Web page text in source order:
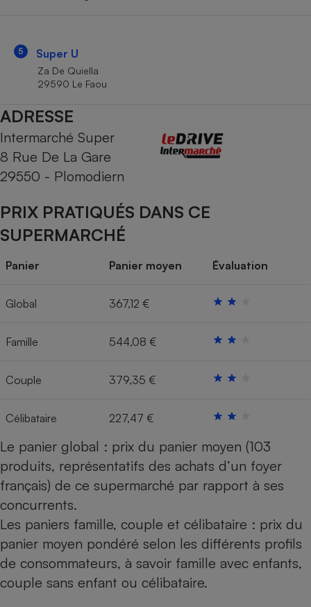
5 Super U
Za De Quiella
29590 Le Faou
ADRESSE
Intermarché Super
8 Rue De La Gare
29550 - Plomodiern
PRIX PRATIQUÉS DANS CE
SUPERMARCHÉ
Panier Panier moyen Évaluation
Global 367,12 €
Famille 544,08 €
Couple 379,35 €
Célibataire 227,47 €
Le panier global : prix du panier moyen (103
produits, représentatifs des achats d’un foyer
français) de ce supermarché par rapport à ses
concurrents.
Les paniers famille, couple et célibataire : prix du
panier moyen pondéré selon les différents profils
de consommateurs, à savoir famille avec enfants,
couple sans enfant ou célibataire.
Cafetière à expressos